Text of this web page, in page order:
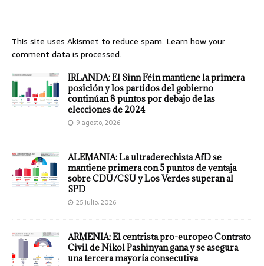
This site uses Akismet to reduce spam. Learn how your
comment data is processed.
IRLANDA: El Sinn Féin mantiene la primera
posición y los partidos del gobierno
continúan 8 puntos por debajo de las
elecciones de 2024
9 agosto, 2026
ALEMANIA: La ultraderechista AfD se
mantiene primera con 5 puntos de ventaja
sobre CDU/CSU y Los Verdes superan al
SPD
25 julio, 2026
ARMENIA: El centrista pro-europeo Contrato
Civil de Nikol Pashinyan gana y se asegura
una tercera mayoría consecutiva